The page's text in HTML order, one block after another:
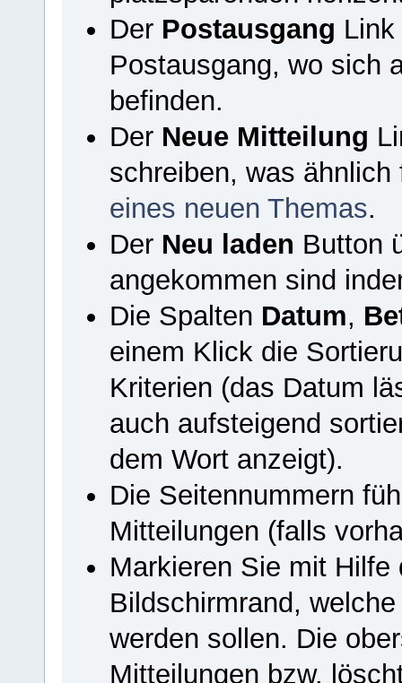
Der Postausgang
Postausgang, wo sich
befinden.
Der Neue Mitteilung
schreiben, was
eines neuen Themas.
Der Neu laden Button
angekommen sind
Die Spalten Datum,
einem Klick die
Kriterien (das Datum
auch aufsteigend
dem Wort anzeigt).
Die Seitennummern
Mitteilungen (falls
Markieren Sie mit
Bildschirmrand,
werden sollen. Die
Mitteilungen bzw.